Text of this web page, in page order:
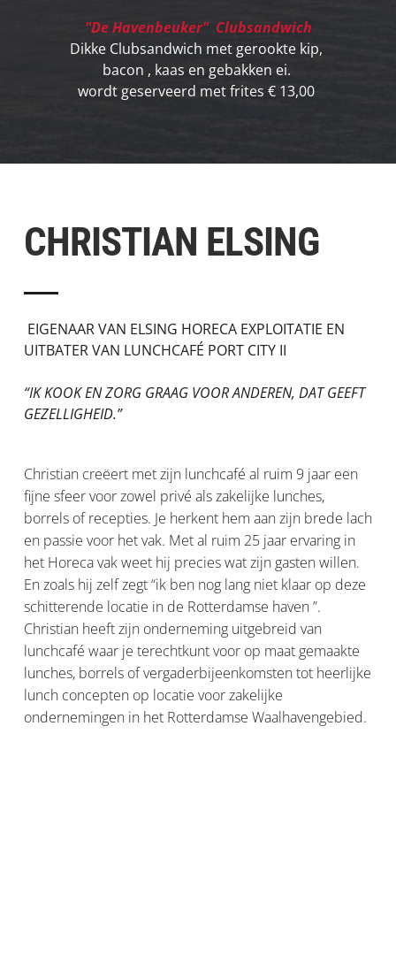
"De Havenbeuker"  Clubsandwich
Dikke Clubsandwich met gerookte kip,
bacon , kaas en gebakken ei.
wordt geserveerd met frites € 13,00
CHRISTIAN ELSING
UITBATER VAN LUNCHCAFÉ PORT CITY II
“IK KOOK EN ZORG GRAAG VOOR ANDEREN, DAT GEEFT
GEZELLIGHEID.”
Christian creëert met zijn lunchcafé al ruim 9 jaar een
fijne sfeer voor zowel privé als zakelijke lunches,
borrels of recepties. Je herkent hem aan zijn brede lach
en passie voor het vak. Met al ruim 25 jaar ervaring in
het Horeca vak weet hij precies wat zijn gasten willen.
En zoals hij zelf zegt “ik ben nog lang niet klaar op deze
schitterende locatie in de Rotterdamse haven ”.
Christian heeft zijn onderneming uitgebreid van
lunchcafé waar je terechtkunt voor op maat gemaakte
lunches, borrels of vergaderbijeenkomsten tot heerlijke
lunch concepten op locatie voor zakelijke
ondernemingen in het Rotterdamse Waalhavengebied.